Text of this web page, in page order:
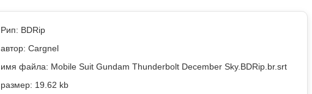
Рип: BDRip
автор: Cargnel
имя файла: Mobile Suit Gundam Thunderbolt December Sky.BDRip.br.srt
размер: 19.62 kb